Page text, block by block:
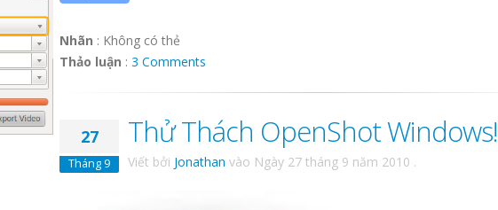
Nhãn : Không có thẻ
Thảo luận : 3 Comments
27
Tháng 9
Thử Thách OpenShot Windows!
Viết bởi Jonathan vào Ngày 27 tháng 9 năm 2010 .